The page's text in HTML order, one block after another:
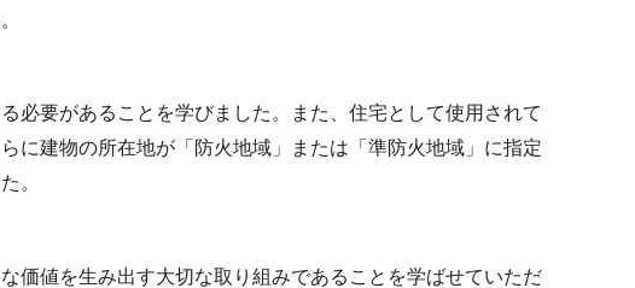
必要があることを学びました。また、住宅として使用されて
に建物の所在地が「防火地域」または「準防火地域」に指定
。
価値を生み出す大切な取り組みであることを学ばせていただ